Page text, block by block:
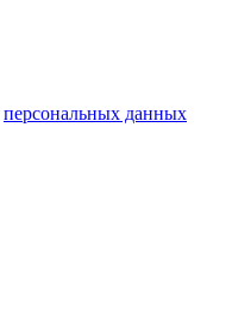
персональных данных